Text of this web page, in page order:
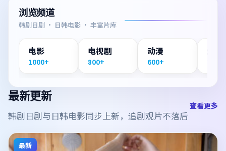
浏览频道
韩剧日剧 · 日韩电影 · 丰富片库
电影
1000+
电视剧
800+
动漫
600+
纪录
300+
最新更新
韩剧日剧与日韩电影同步上新，追剧观片不落后
查看更多
最新